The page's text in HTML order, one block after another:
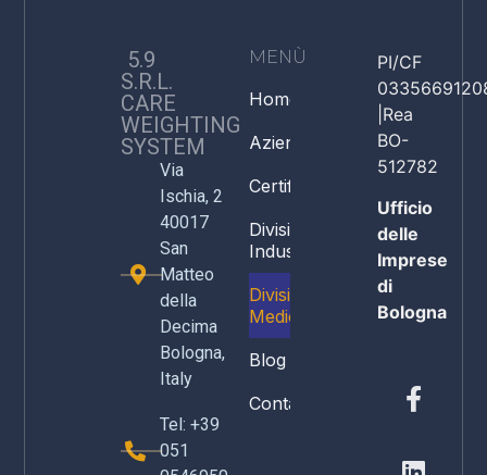
5.9
S.R.L.
CARE
WEIGHTING
SYSTEM
Via
Ischia, 2
40017
San
Matteo
della
Decima
Bologna,
Italy
Tel: +39
051
MENÙ
Home
Azienda
Certificazioni
Divisione
Industria
Divisione
Medicale
Blog
Contatti
PI/CF
|Rea
BO-
512782
Ufficio
delle
Imprese
di
Bologna